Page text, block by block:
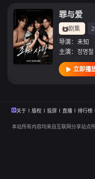
罪与爱
剧集
导演： 未知
主演： 정명철
立即播
关于 版权 投屏 直播 排行榜
本站所有内容均来自互联网分享站点